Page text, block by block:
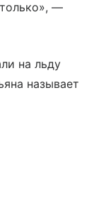
—
на льду
называет